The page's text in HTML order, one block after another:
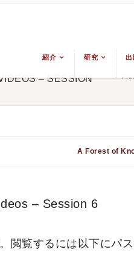
紹介 研究 出
– SESSION
A Forest of
– Session 6
閲覧するには以下にパ